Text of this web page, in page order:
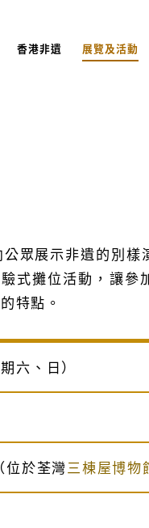
香港非遺 展覽及活動
眾展示非遺的別樣
式攤位活動，讓參
特點。
六、日）
位於荃灣三棟屋博物